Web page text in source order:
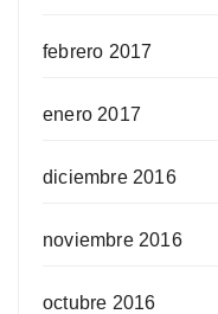
febrero 2017
enero 2017
diciembre 2016
noviembre 2016
octubre 2016